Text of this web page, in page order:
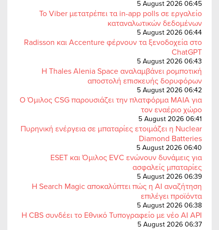
5 August 2026 06:45
Το Viber μετατρέπει τα in-app polls σε εργαλείο
καταναλωτικών δεδομένων
5 August 2026 06:44
Radisson και Accenture φέρνουν τα ξενοδοχεία στο
ChatGPT
5 August 2026 06:43
Η Thales Alenia Space αναλαμβάνει ρομποτική
αποστολή επισκευής δορυφόρων
5 August 2026 06:42
Ο Όμιλος CSG παρουσιάζει την πλατφόρμα MAIA για
τον εναέριο χώρο
5 August 2026 06:41
Πυρηνική ενέργεια σε μπαταρίες ετοιμάζει η Nuclear
Diamond Batteries
5 August 2026 06:40
ESET και Όμιλος EVC ενώνουν δυνάμεις για
ασφαλείς μπαταρίες
5 August 2026 06:39
Η Search Magic αποκαλύπτει πώς η AI αναζήτηση
επιλέγει προϊόντα
5 August 2026 06:38
Η CBS συνδέει το Εθνικό Τυπογραφείο με νέο AI API
5 August 2026 06:37